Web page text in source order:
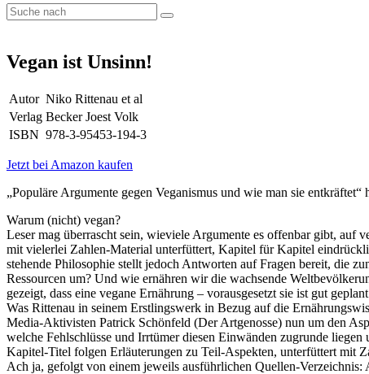
Vegan ist Unsinn!
Autor Niko Rittenau et al
Verlag Becker Joest Volk
ISBN 978-3-95453-194-3
Jetzt bei Amazon kaufen
„Populäre Argumente gegen Veganismus und wie man sie
Warum (nicht) vegan?
Leser mag überrascht sein, wieviele Argumente es offenbar gibt,
mit vielerlei Zahlen-Material unterfüttert, Kapitel für Kapitel
stehende Philosophie stellt jedoch Antworten auf Fragen bereit, die
Ressourcen um? Und wie ernähren wir die wachsende
gezeigt, dass eine vegane Ernährung – vorausgesetzt sie ist gut
Was Rittenau in seinem Erstlingswerk in Bezug auf die
Media-Aktivisten Patrick Schönfeld (Der Artgenosse) nun um den
welche Fehlschlüsse und Irrtümer diesen Einwänden zugrunde
Kapitel-Titel folgen Erläuterungen zu Teil-Aspekten, unterfüttert mit
Ach ja, gefolgt von einem jeweils ausführlichen Quellen-